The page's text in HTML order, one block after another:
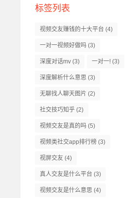
标签列表
视频交友赚钱的十大平台 (4)
一对一视频好做吗 (3)
深度对话mv (3) 一对一! (3)
深度解析什么意思 (3)
无聊找人聊天图片 (2)
社交技巧知乎 (2)
视频交友是真的吗 (5)
视频类社交app排行榜 (3)
视屏交友 (4)
真人交友是什么平台 (3)
视频交友是什么意思 (4)